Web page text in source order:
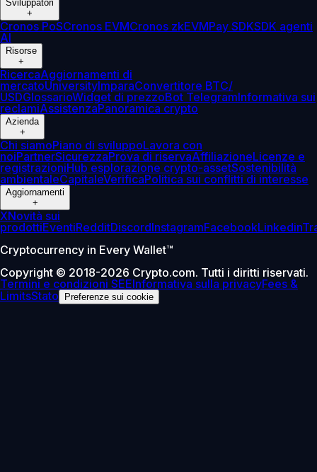
Sviluppatori
+
Cronos PoSCronos EVMCronos zkEVMPay SDKSDK agenti
AI
Risorse
+
RicercaAggiornamenti di
mercatoUniversityImparaConvertitore BTC/
USDGlossarioWidget di prezzoBot TelegramInformativa sui
reclamiAssistenzaPanoramica crypto
Azienda
+
Chi siamoPiano di sviluppoLavora con
noiPartnerSicurezzaProva di riservaAffiliazioneLicenze e
registrazioniHub esplorazione crypto-assetSostenibilità
ambientaleCapitaleVerificaPolitica sui conflitti di interesse
Aggiornamenti
+
XNovità sui
prodottiEventiRedditDiscordInstagramFacebookLinkedin
Cryptocurrency in Every Wallet™
Copyright © 2018-2026 Crypto.com. Tutti i diritti riservati.
Termini e condizioni SEEInformativa sulla privacyFees &
LimitsStato Preferenze sui cookie